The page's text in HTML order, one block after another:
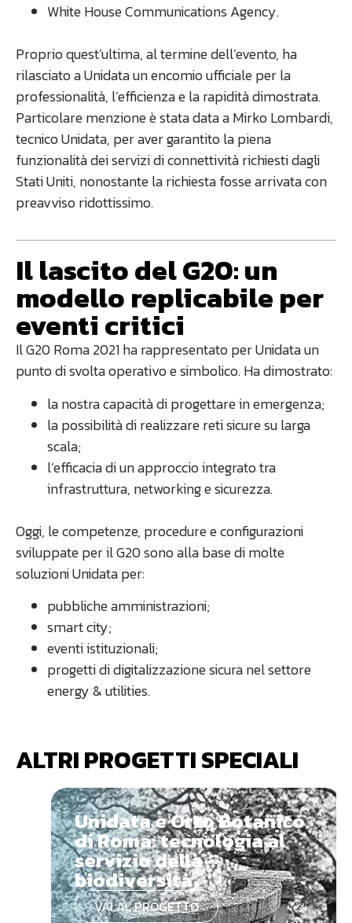
White House Communications Agency.
Proprio quest’ultima, al termine dell’evento, ha
rilasciato a Unidata un encomio ufficiale per la
professionalità, l’efficienza e la rapidità dimostrata.
Particolare menzione è stata data a Mirko Lombardi,
tecnico Unidata, per aver garantito la piena
funzionalità dei servizi di connettività richiesti dagli
Stati Uniti, nonostante la richiesta fosse arrivata con
preavviso ridottissimo.
Il lascito del G20: un
modello replicabile per
eventi critici
Il G20 Roma 2021 ha rappresentato per Unidata un
punto di svolta operativo e simbolico. Ha dimostrato:
la nostra capacità di progettare in emergenza;
la possibilità di realizzare reti sicure su larga
scala;
l’efficacia di un approccio integrato tra
infrastruttura, networking e sicurezza.
Oggi, le competenze, procedure e configurazioni
sviluppate per il G20 sono alla base di molte
soluzioni Unidata per:
pubbliche amministrazioni;
smart city;
eventi istituzionali;
progetti di digitalizzazione sicura nel settore
energy & utilities.
ALTRI PROGETTI SPECIALI
Unidata e Orto Botanico
di Roma: tecnologia al
servizio della
biodiversità
VAI AL PROGETTO